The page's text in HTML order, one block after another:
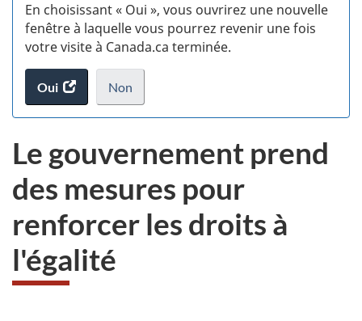
En choisissant « Oui », vous ouvrirez une nouvelle
fenêtre à laquelle vous pourrez revenir une fois
votre visite à Canada.ca terminée.
Oui
accéder
au
Non
je
pas
au
sondage
du
.
Le gouvernement prend
des mesures pour
renforcer les droits à
l'égalité